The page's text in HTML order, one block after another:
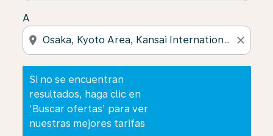
A
location_on close
Si no se encuentran
resultados, haga clic en
‘Buscar ofertas’ para ver
nuestras mejores tarifas